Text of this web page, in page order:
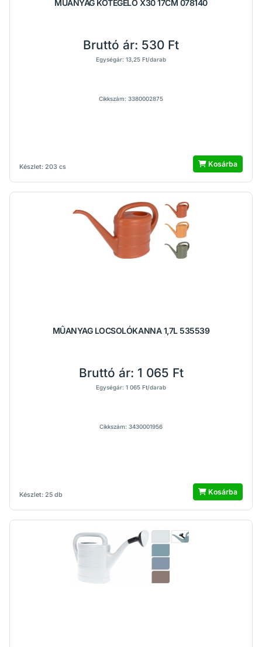
MÛANYAG KÖTEGELŐ X30 17CM 078140
Készlet: 203 cs
Bruttó ár: 530 Ft
Egységár: 13,25 Ft/darab
Cikkszám: 3380002875
Kosárba
MÛANYAG LOCSOLÓKANNA 1,7L 535539
Készlet: 25 db
Bruttó ár: 1 065 Ft
Egységár: 1 065 Ft/darab
Cikkszám: 3430001956
Kosárba